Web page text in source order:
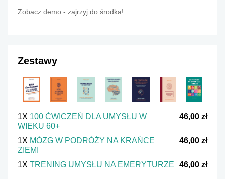
Zobacz demo - zajrzyj do środka!
Zestawy
1X 100 ĆWICZEŃ DLA UMYSŁU W
WIEKU 60+
46,00 zł
1X MÓZG W PODRÓŻY NA KRAŃCE
ZIEMI
46,00 zł
1X TRENING UMYSŁU NA EMERYTURZE 46,00 zł